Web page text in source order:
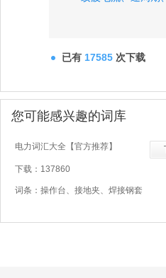
已有 17585 次下载
您可能感兴趣的词库
电力词汇大全【官方推荐】
下载：137860
词条：操作台、接地夹、焊接钢套